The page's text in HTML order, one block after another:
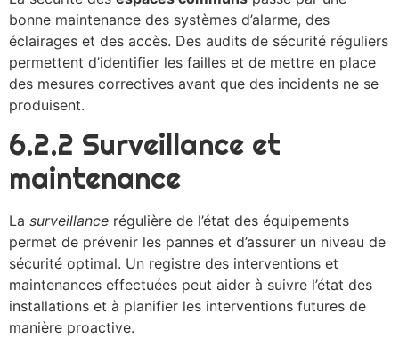
bonne maintenance des systèmes d’alarme, des
éclairages et des accès. Des audits de sécurité réguliers
permettent d’identifier les failles et de mettre en place
des mesures correctives avant que des incidents ne se
produisent.
6.2.2 Surveillance et
maintenance
La surveillance régulière de l’état des équipements
permet de prévenir les pannes et d’assurer un niveau de
sécurité optimal. Un registre des interventions et
maintenances effectuées peut aider à suivre l’état des
installations et à planifier les interventions futures de
manière proactive.